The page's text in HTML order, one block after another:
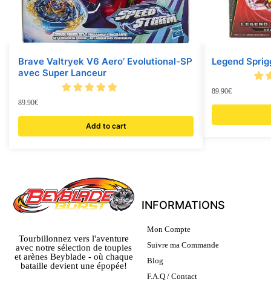
Brave Valtryek V6 Aero’ Evolutional-SP
avec Super Lanceur
89.90€
Add to cart
Legend
89.90€
Tourbillonnez vers l'aventure
avec notre sélection de toupies
et arènes Beyblade - où chaque
bataille devient une épopée!
INFORMATIONS
Mon Compte
Suivre ma Commande
Blog
F.A.Q / Contact